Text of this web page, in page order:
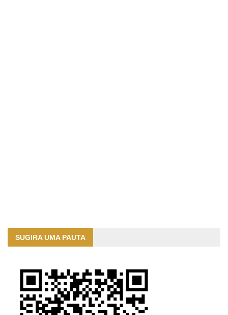
SUGIRA UMA PAUTA